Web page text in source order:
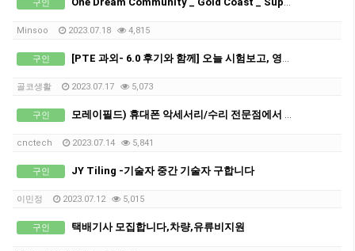
구인
Minsoo 2023.07.18 4,815
구인 [PTE 과외- 6.0 후기와 함께] 오늘 시험보고, 영주권 신청하게되었습니다!!
골코생활 2023.07.17 5,073
구인 모레이필드) 휴대폰 악세서리/수리 전문점에서 풀타임 직원 채용 중 입니다.
cnctech 2023.07.14 5,841
구인 JY Tiling -기술자 중간 기술자 구합니다
이민정 2023.07.12 5,015
구인 택배기사 모집합니다,차량,유류비지원